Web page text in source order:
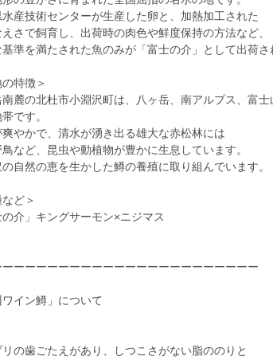
水産技術センターが生産した卵と、加熱加工された
さで飼育し、出荷時の肉色や鮮度保持の方法など、
準を満たされた魚のみが「富士の介」として出荷さ
の特徴＞
南麓の北杜市小淵沢町は、八ヶ岳、南アルプス、富
です。
爽やかで、清水が湧き出る雄大な赤松林には
鳥など、昆虫や動植物が豊かに生息しています。
自然の恵を生かした鱒の養殖に取り組んでいます。
ど＞
の介」キングサーモン×ニジマス
ーーーーーーーーーーーーーーーーーーーーーーー
ワイン鱒」について
リの歯ごたえがあり、しつこさがない脂ののりと